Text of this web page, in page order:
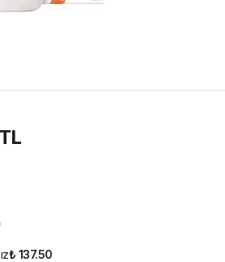
₺ 137.50